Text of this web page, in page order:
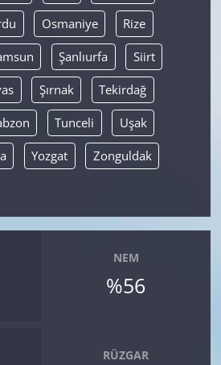
Osmaniye Rize
Şanlıurfa Siirt
Şırnak Tekirdağ
Tunceli Uşak
Yozgat Zonguldak
NEM
%56
RÜZGAR